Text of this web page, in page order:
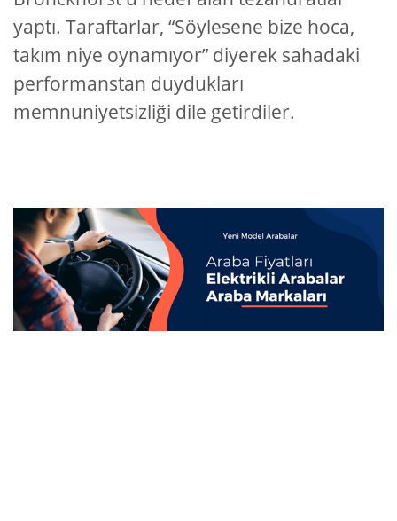
yaptı. Taraftarlar, “Söylesene bize hoca,
takım niye oynamıyor” diyerek sahadaki
performanstan duydukları
memnuniyetsizliği dile getirdiler.